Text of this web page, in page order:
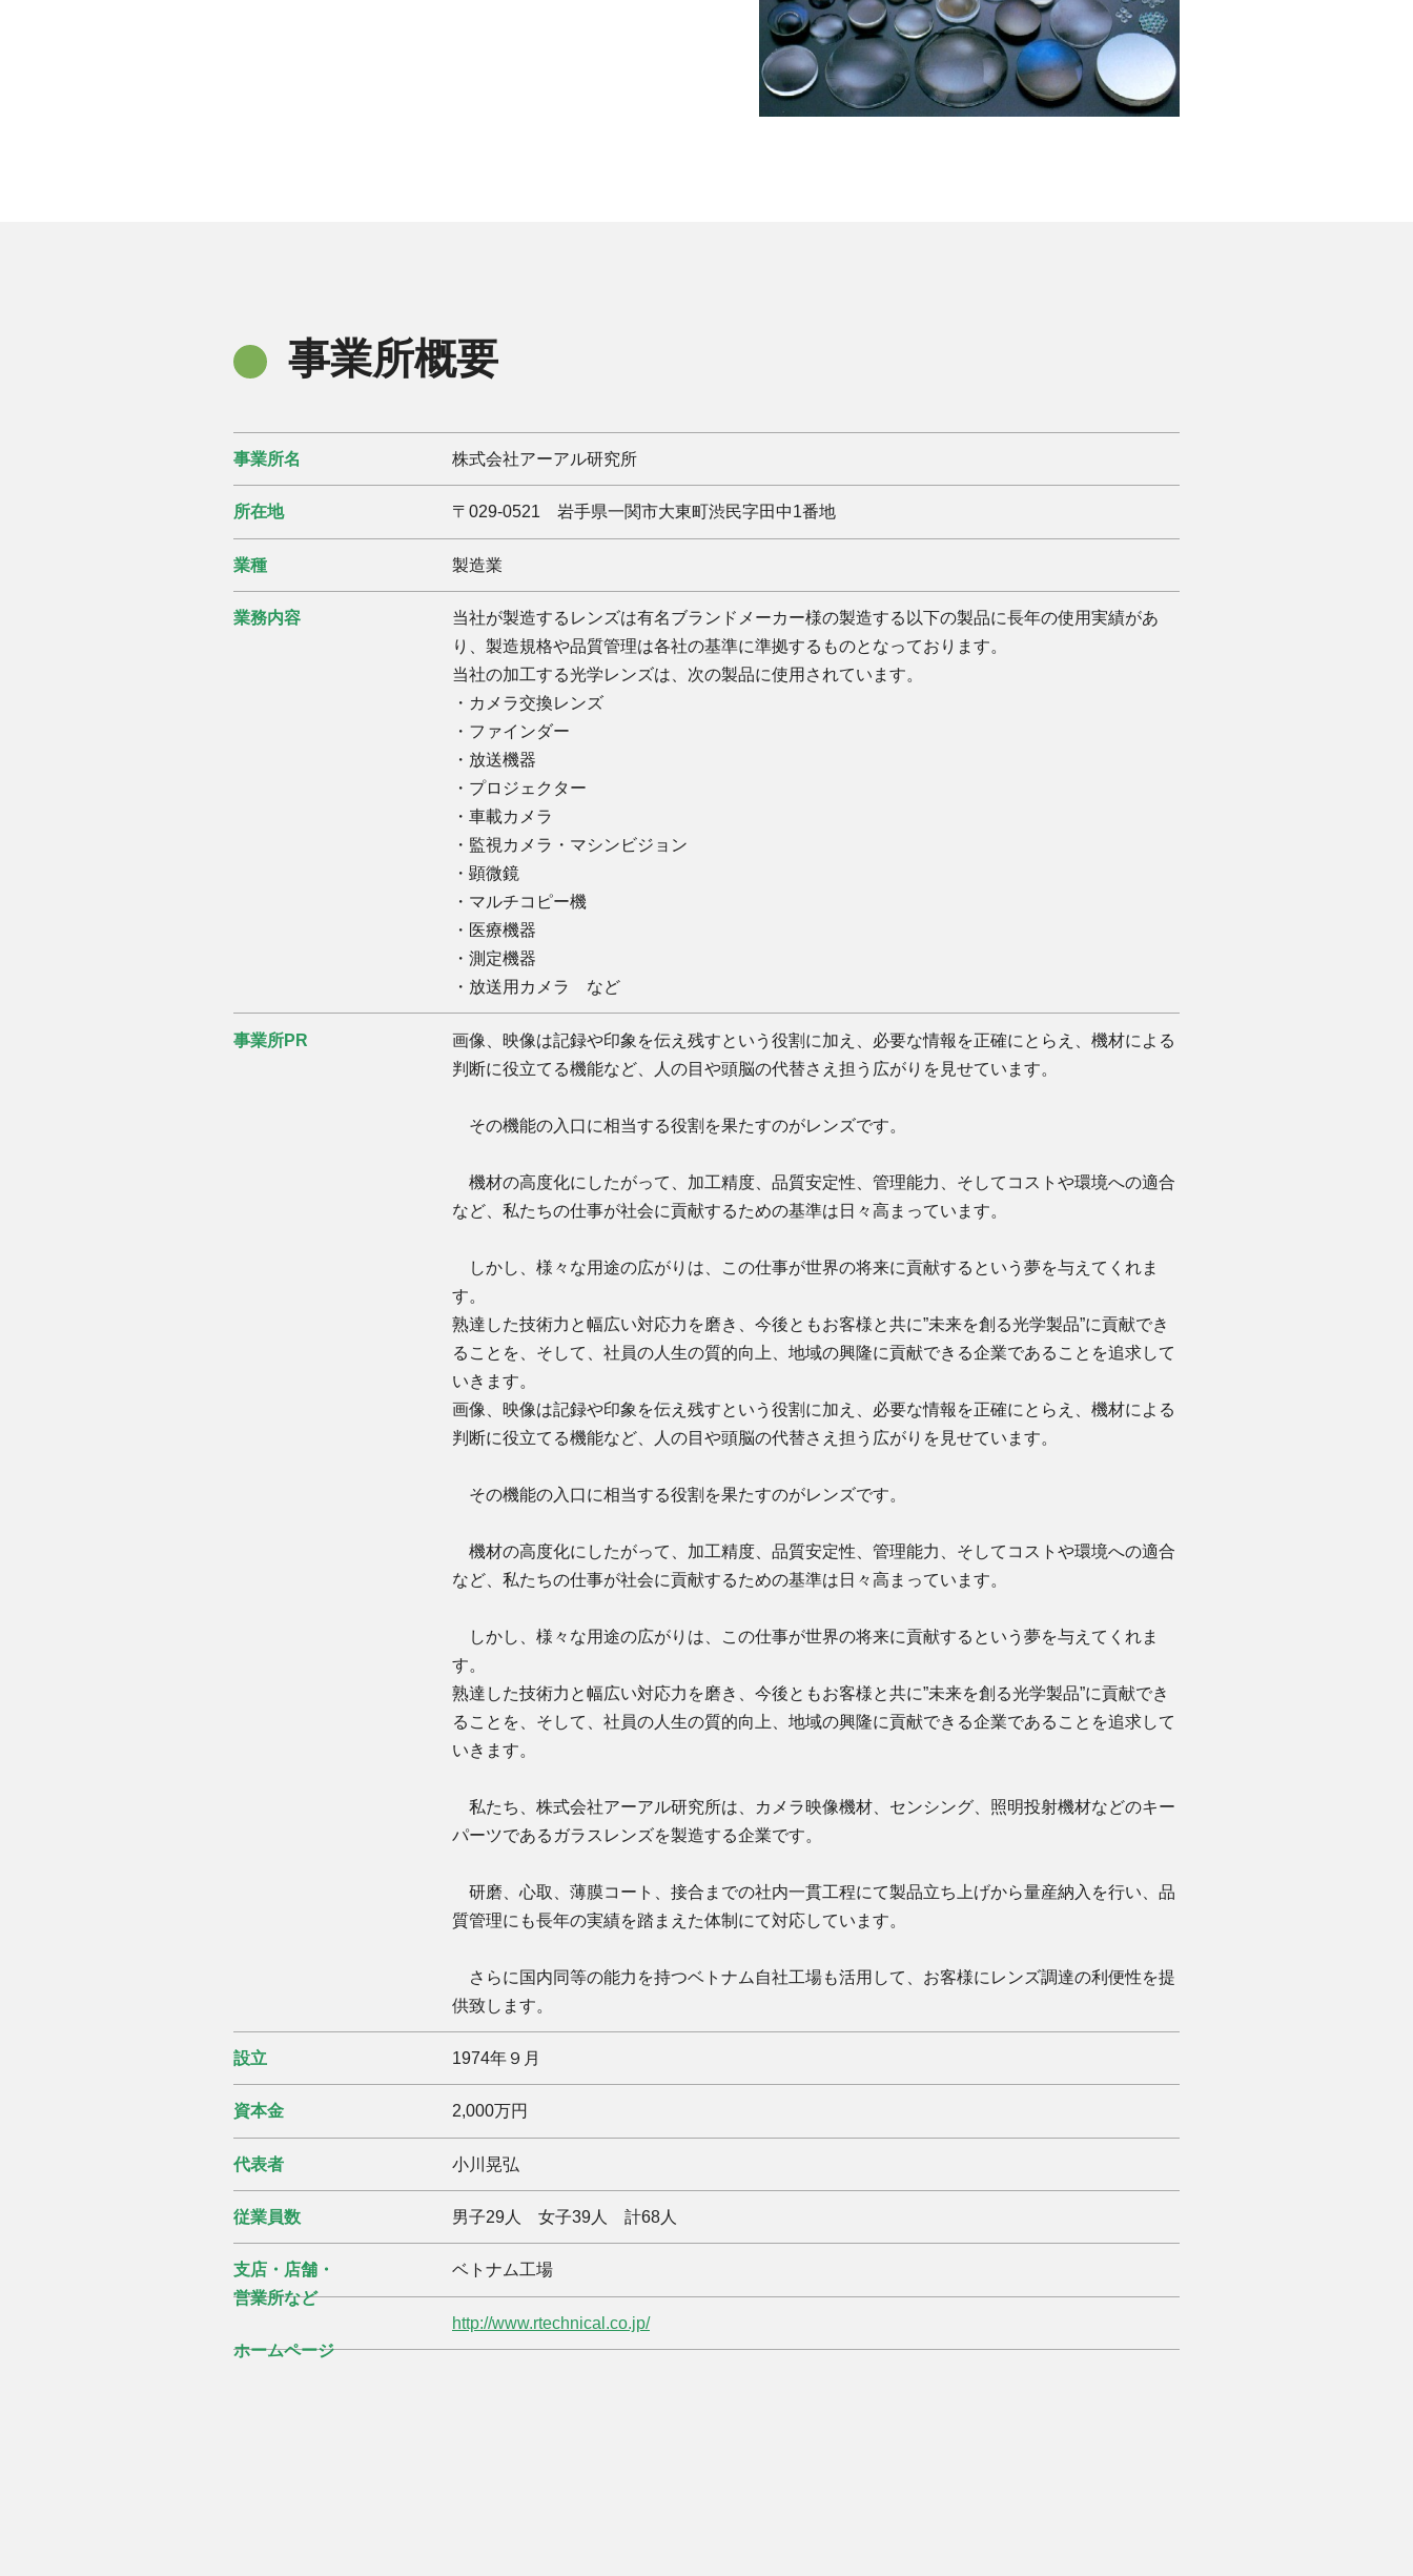
事業所概要
事業所名 株式会社アーアル研究所
所在地 〒029-0521 岩手県一関市大東町渋民字田中1番地
業種 製造業
業務内容
当社が製造するレンズは有名ブランドメーカー様の製造する以下の製品に長年の使用実績があ
り、製造規格や品質管理は各社の基準に準拠するものとなっております。
当社の加工する光学レンズは、次の製品に使用されています。
・カメラ交換レンズ
・ファインダー
・放送機器
・プロジェクター
・車載カメラ
・監視カメラ・マシンビジョン
・顕微鏡
・マルチコピー機
・医療機器
・測定機器
・放送用カメラ など
事業所PR
画像、映像は記録や印象を伝え残すという役割に加え、必要な情報を正確にとらえ、機材による
判断に役立てる機能など、人の目や頭脳の代替さえ担う広がりを見せています。
その機能の入口に相当する役割を果たすのがレンズです。
機材の高度化にしたがって、加工精度、品質安定性、管理能力、そしてコストや環境への適合
など、私たちの仕事が社会に貢献するための基準は日々高まっています。
しかし、様々な用途の広がりは、この仕事が世界の将来に貢献するという夢を与えてくれま
す。
熟達した技術力と幅広い対応力を磨き、今後ともお客様と共に”未来を創る光学製品”に貢献でき
ることを、そして、社員の人生の質的向上、地域の興隆に貢献できる企業であることを追求して
いきます。
画像、映像は記録や印象を伝え残すという役割に加え、必要な情報を正確にとらえ、機材による
判断に役立てる機能など、人の目や頭脳の代替さえ担う広がりを見せています。
その機能の入口に相当する役割を果たすのがレンズです。
機材の高度化にしたがって、加工精度、品質安定性、管理能力、そしてコストや環境への適合
など、私たちの仕事が社会に貢献するための基準は日々高まっています。
しかし、様々な用途の広がりは、この仕事が世界の将来に貢献するという夢を与えてくれま
す。
熟達した技術力と幅広い対応力を磨き、今後ともお客様と共に”未来を創る光学製品”に貢献でき
ることを、そして、社員の人生の質的向上、地域の興隆に貢献できる企業であることを追求して
いきます。
私たち、株式会社アーアル研究所は、カメラ映像機材、センシング、照明投射機材などのキー
パーツであるガラスレンズを製造する企業です。
研磨、心取、薄膜コート、接合までの社内一貫工程にて製品立ち上げから量産納入を行い、品
質管理にも長年の実績を踏まえた体制にて対応しています。
さらに国内同等の能力を持つベトナム自社工場も活用して、お客様にレンズ調達の利便性を提
供致します。
設立 1974年９月
資本金 2,000万円
代表者 小川晃弘
従業員数 男子29人 女子39人 計68人
支店・店舗・
営業所など
ベトナム工場
ホームページ
http://www.rtechnical.co.jp/